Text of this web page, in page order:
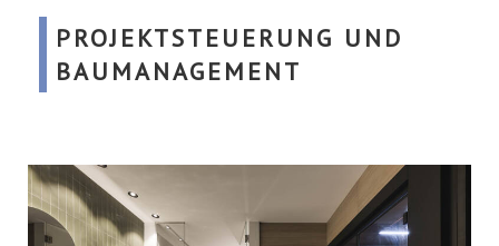
PROJEKTSTEUERUNG UND
BAUMANAGEMENT